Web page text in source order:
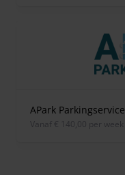
APark Parkingservice
vanaf € 140,00 per week